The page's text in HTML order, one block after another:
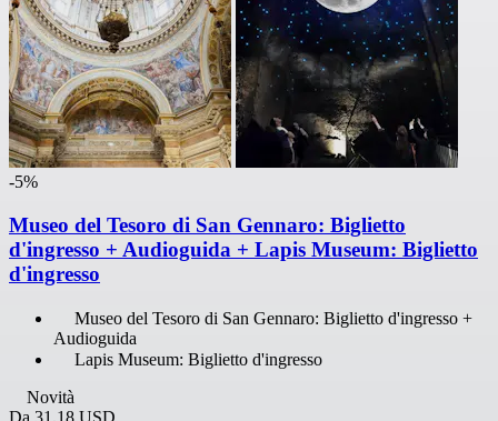
-5%
Museo del Tesoro di San Gennaro: Biglietto
d'ingresso + Audioguida + Lapis Museum: Biglietto
d'ingresso
Museo del Tesoro di San Gennaro: Biglietto d'ingresso +
Audioguida
Lapis Museum: Biglietto d'ingresso
Novità
Da 31,18 USD